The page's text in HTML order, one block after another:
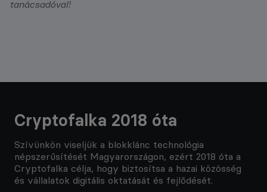
tanácsadóval!
Cryptofalka 2018 óta
Szívünkön viseljük a blokklánc technológia
népszerűsítését Magyarországon, ezért 2018 óta a
Cryptofalka célja, hogy biztosítsa a hazai közösség
és vállalatok digitális oktatását és fejlődését.